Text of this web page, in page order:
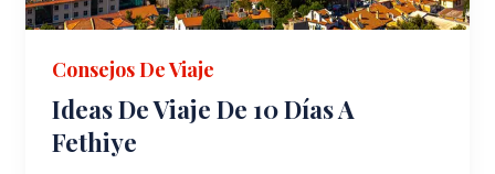
Consejos De Viaje
Ideas De Viaje De 10 Días A
Fethiye